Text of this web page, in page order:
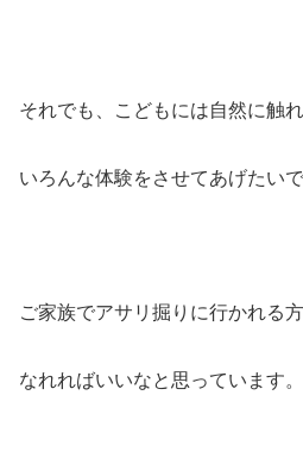
それでも、こどもには自然に触れ
いろんな体験をさせてあげたいで
ご家族でアサリ掘りに行かれる
なれればいいなと思っています。